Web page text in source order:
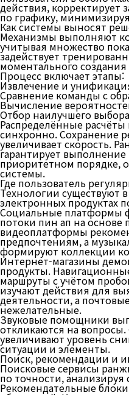
действия, корректирует
по графику,
Как системы выносят
Механизмы выполняют
учитывая множество
задействует
моментального создания
Процесс включает этапы:
Извлечение и
Сравнение команды с
Вычисление
Отбор наилучшего
Распределённые
синхронно. Сохранение
увеличивает скорость.
гарантирует
приоритетном порядке,
системы.
Где пользователь
Технологии существуют
электронных продуктах
Социальные платформы
потоки пин ап на основе
видеоплатформы
предпочтениям, а
формируют коллекции
Интернет-магазины
продукты.
маршруты с учётом
изучают действия для
деятельности, а
нежелательные.
Звуковые помощники
откликаются на
увеличивают уровень
ситуации и элементы.
Поиск, рекомендации и
Поисковые сервисы
по точности, анализируя
Рекомендательные